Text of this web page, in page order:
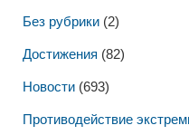
Без рубрики (2)
Достижения (82)
Новости (693)
Противодействие